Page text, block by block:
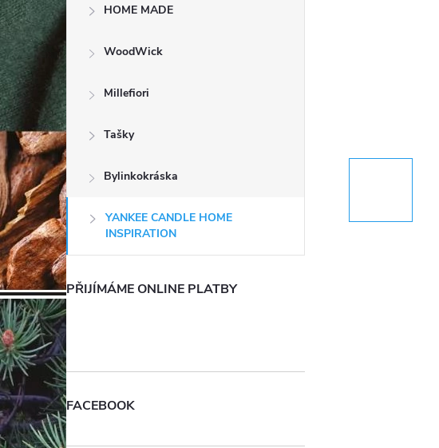
r
a
n
n
í
p
a
n
e
l
HOME MADE
WoodWick
Millefiori
Tašky
Bylinkokráska
YANKEE CANDLE HOME
INSPIRATION
PŘIJÍMÁME ONLINE PLATBY
FACEBOOK